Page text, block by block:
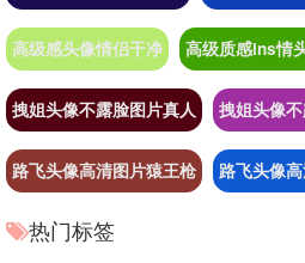
高级感头像情侣干净 高级质感ins情
拽姐头像不露脸图片真人 拽姐头像
路飞头像高清图片猿王枪 路飞头像
热门标签